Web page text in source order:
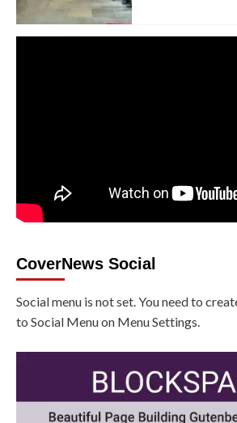
CoverNews Social
Social menu is not set. You need to
to Social Menu on Menu Settings.